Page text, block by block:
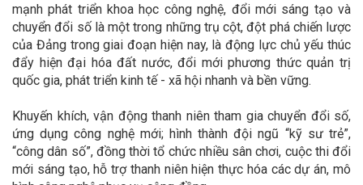
mạnh phát triển khoa học công nghệ, đổi mới sáng tạo và
chuyển đổi số là một trong những trụ cột, đột phá chiến lược
của Đảng trong giai đoạn hiện nay, là động lực chủ yếu thúc
đẩy hiện đại hóa đất nước, đổi mới phương thức quản trị
quốc gia, phát triển kinh tế - xã hội nhanh và bền vững.
Khuyến khích, vận động thanh niên tham gia chuyển đổi số,
ứng dụng công nghệ mới; hình thành đội ngũ “kỹ sư trẻ”,
“công dân số”, đồng thời tổ chức nhiều sân chơi, cuộc thi đổi
mới sáng tạo, hỗ trợ thanh niên hiện thực hóa các dự án, mô